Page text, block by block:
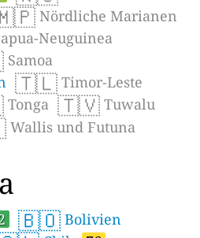
Nördliche Marianen
Neuguinea
Samoa
🇹🇱 Timor-Leste
Tonga 🇹🇻 Tuwalu
Wallis und Futuna
🇧🇴 Bolivien